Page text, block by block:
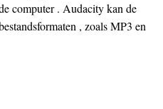
computer . Audacity kan de
, zoals MP3 en